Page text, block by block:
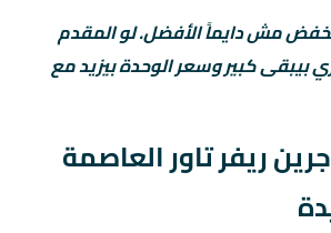
مش دايماً الأفضل. لو المقدم
بيبقى كبير وسعر الوحدة بيزيد مع
ريفر تاور العاصمة